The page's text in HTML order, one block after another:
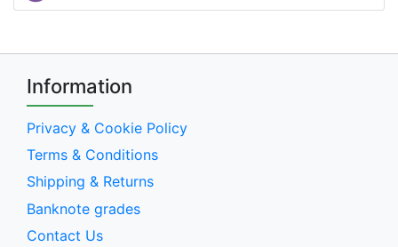
Information
Privacy & Cookie Policy
Terms & Conditions
Shipping & Returns
Banknote grades
Contact Us